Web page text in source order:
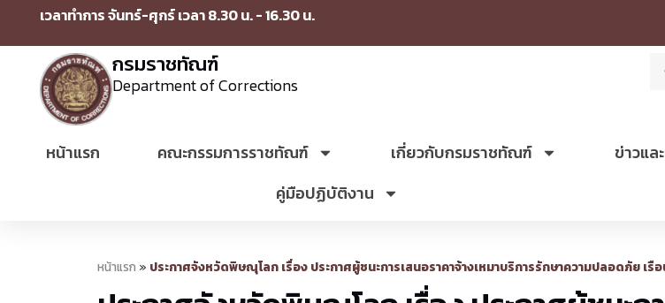
เวลาทำการ จันทร์-ศุกร์ เวลา 8.30 น. - 16.30 น.
กรมราชทัณฑ์
Department of Corrections
หน้าแรก คณะกรรมการราชทัณฑ์ เกี่ยวกับกรมราชทัณฑ์ ข่าวแล
คู่มือปฏิบัติงาน
หน้าแรก » ประกาศจังหวัดพิษณุโลก เรื่อง ประกาศผู้ชนะการเสนอราคาจ้างเหมาบริการรักษาความปลอดภัย เ